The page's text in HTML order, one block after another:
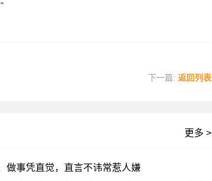
下一篇: 返回列表
更多 >
做事凭直觉，直言不讳常惹人嫌